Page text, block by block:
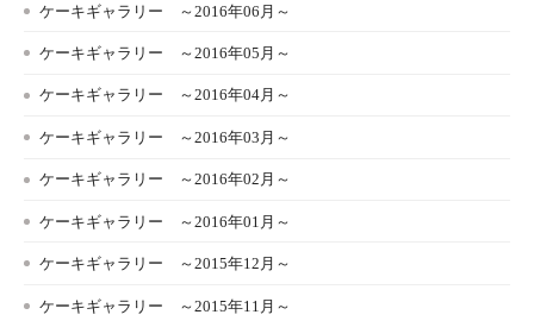
ケーキギャラリー ～2016年06月～
ケーキギャラリー ～2016年05月～
ケーキギャラリー ～2016年04月～
ケーキギャラリー ～2016年03月～
ケーキギャラリー ～2016年02月～
ケーキギャラリー ～2016年01月～
ケーキギャラリー ～2015年12月～
ケーキギャラリー ～2015年11月～